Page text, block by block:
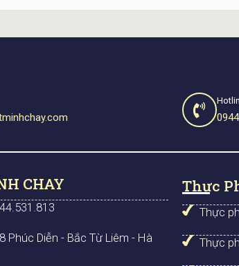
CHAY
Phúc Diễn - Bắc Từ Liêm - Hà
Thực
Thực
Thực